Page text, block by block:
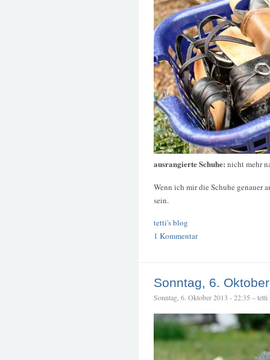
ausrangierte Schuhe: nicht mehr
Wenn ich mir die Schuhe genauer
sein.
tetti's blog
1 Kommentar
Sonntag, 6.
Sonntag, 6. Oktober 2013 - 22:35 – tetti